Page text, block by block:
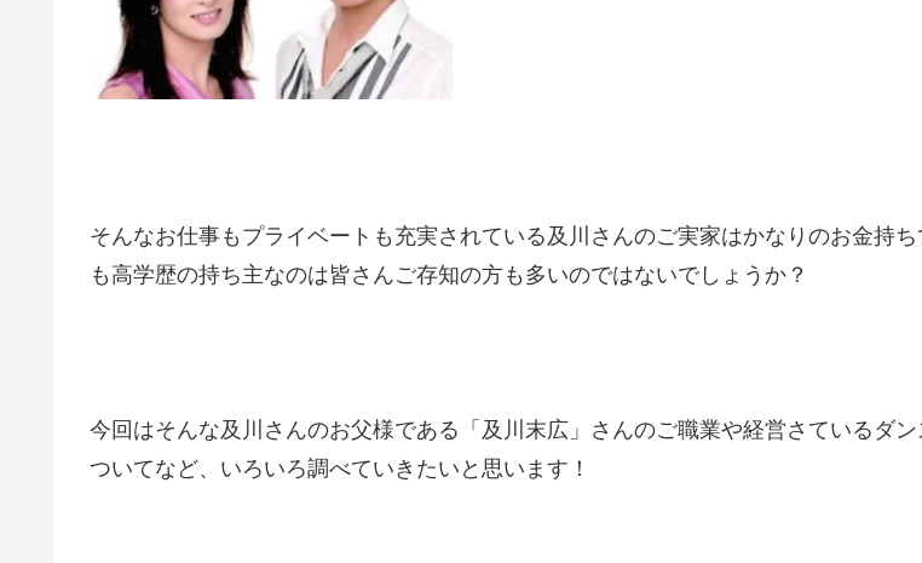
そんなお仕事もプライベートも充実されている及川さんのご実家はかなりのお金持
も高学歴の持ち主なのは皆さんご存知の方も多いのではないでしょうか？
今回はそんな及川さんのお父様である「及川末広」さんのご職業や経営さているダ
ついてなど、いろいろ調べていきたいと思います！